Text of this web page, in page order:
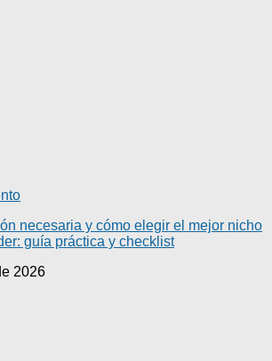
necesaria y cómo elegir el mejor nicho
guía práctica y checklist
2026